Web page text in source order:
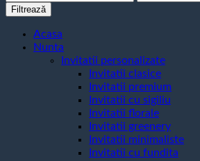
minim
Filtrează
Acasa
Nunta
Invitatii personalizate
Invitatii clasice
Invitatii premium
Invitatii cu sigiliu
Invitatii florale
Invitatii greenery
Invitatii minimaliste
Invitatii cu fundita